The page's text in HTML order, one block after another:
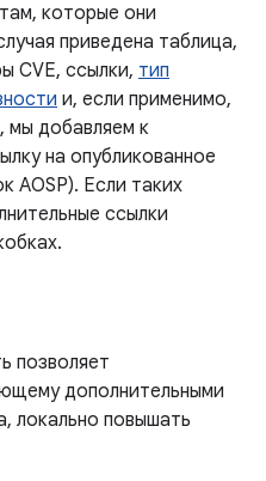
которые они
приведена таблица,
CVE, ссылки, тип
и, если применимо,
мы добавляем к
на опубликованное
AOSP). Если таких
ссылки
позволяет
дополнительными
локально повышать